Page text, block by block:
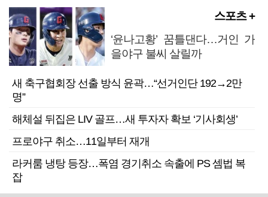
스포츠 +
‘윤나고황’ 꿈틀댄다…거인 가
을야구 불씨 살릴까
새 축구협회장 선출 방식 윤곽…“선거인단 192→2만
명”
해체설 뒤집은 LIV 골프…새 투자자 확보 ‘기사회생’
프로야구 취소…11일부터 재개
라커룸 냉탕 등장…폭염 경기취소 속출에 PS 셈법 복
잡